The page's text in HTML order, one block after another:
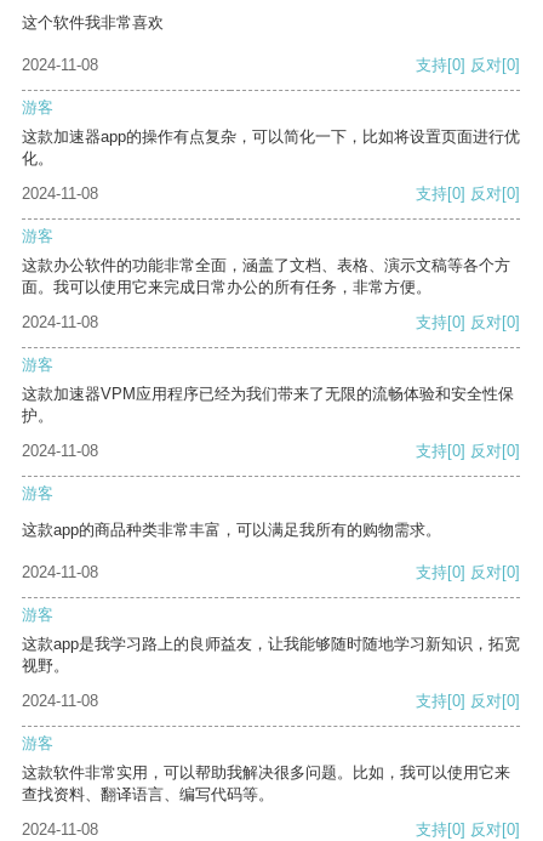
这个软件我非常喜欢
2024-11-08 支持[0] 反对[0]
游客
这款加速器app的操作有点复杂，可以简化一下，比如将设置页面进行优
化。
2024-11-08
支持[0] 反对[0]
游客
这款办公软件的功能非常全面，涵盖了文档、表格、演示文稿等各个方
面。我可以使用它来完成日常办公的所有任务，非常方便。
2024-11-08
支持[0] 反对[0]
游客
这款加速器VPM应用程序已经为我们带来了无限的流畅体验和安全性保
护。
2024-11-08
支持[0] 反对[0]
游客
这款app的商品种类非常丰富，可以满足我所有的购物需求。
2024-11-08 支持[0] 反对[0]
游客
这款app是我学习路上的良师益友，让我能够随时随地学习新知识，拓宽
视野。
2024-11-08
支持[0] 反对[0]
游客
这款软件非常实用，可以帮助我解决很多问题。比如，我可以使用它来
查找资料、翻译语言、编写代码等。
2024-11-08
支持[0] 反对[0]